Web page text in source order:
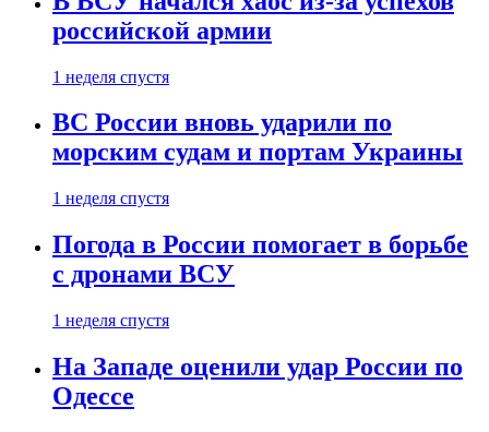
российской армии
1 неделя спустя
ВС России вновь ударили по
морским судам и портам Украины
1 неделя спустя
Погода в России помогает в борьбе
с дронами ВСУ
1 неделя спустя
На Западе оценили удар России по
Одессе